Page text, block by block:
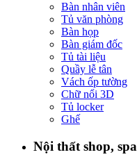
Bàn nhân viên
Tủ văn phòng
Bàn họp
Bàn giám đốc
Tủ tài liệu
Quầy lễ tân
Vách ốp tường
Chữ nổi 3D
Tủ locker
Ghế
Nội thất shop, spa